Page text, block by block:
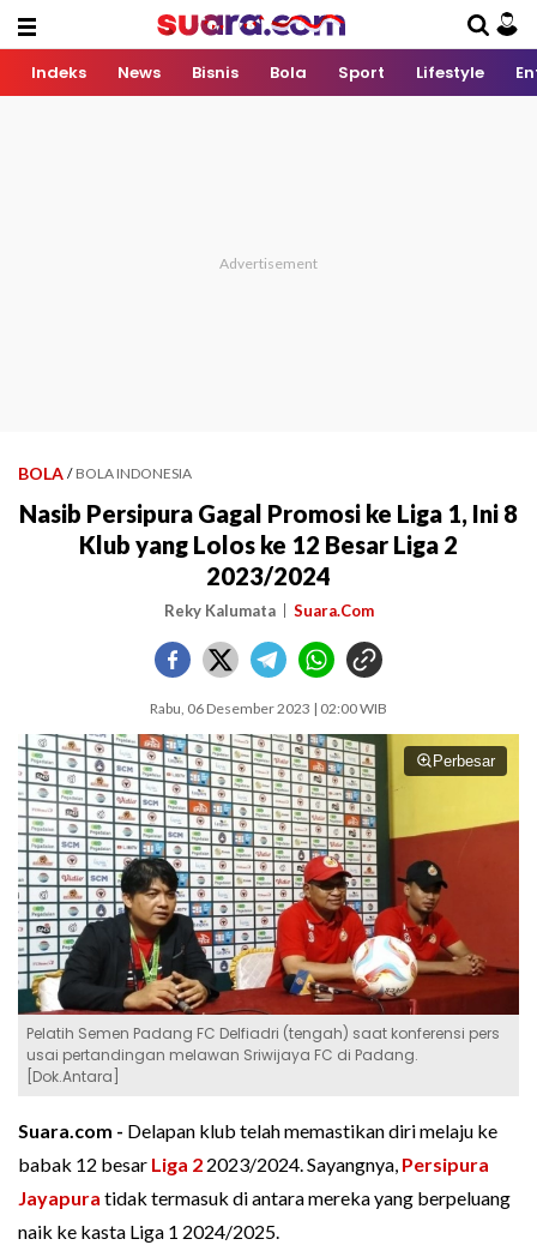
Indeks News Bisnis Bola Sport Lifestyle
BOLA / BOLA INDONESIA
Nasib Persipura Gagal Promosi ke Liga 1, Ini 8
Klub yang Lolos ke 12 Besar Liga 2
2023/2024
Reky Kalumata Suara.Com
Rabu, 06 Desember 2023 | 02:00 WIB
Perbesar
Pelatih Semen Padang FC Delfiadri (tengah) saat konferensi pers
usai pertandingan melawan Sriwijaya FC di Padang.
[Dok.Antara]
Suara.com - Delapan klub telah memastikan diri melaju ke
babak 12 besar Liga 2 2023/2024. Sayangnya, Persipura
Jayapura tidak termasuk di antara mereka yang berpeluang
naik ke kasta Liga 1 2024/2025.